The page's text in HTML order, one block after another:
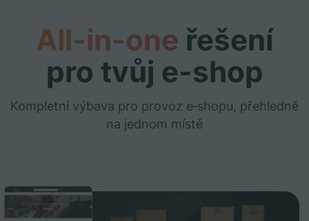
All‑in‑one řešení
pro tvůj e-shop
Kompletní výbava pro provoz e‑shopu, přehledně
na jednom místě